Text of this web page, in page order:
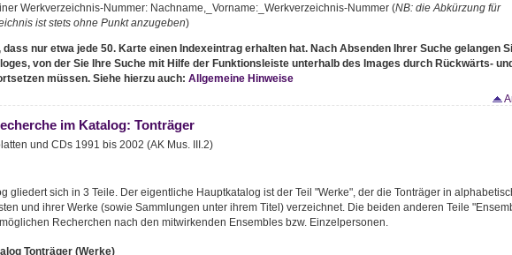
Werkverzeichnis-Nummer: Nachname,_Vorname:_Werkverzeichnis-Nummer (NB: die Abkürzung für
ist stets ohne Punkt anzugeben)
nur etwa jede 50. Karte einen Indexeintrag erhalten hat. Nach Absenden Ihrer Suche gelangen
von der Sie Ihre Suche mit Hilfe der Funktionsleiste unterhalb des Images durch Rückwärts-
müssen. Siehe hierzu auch: Allgemeine Hinweise
im Katalog: Tonträger
und CDs 1991 bis 2002 (AK Mus. III.2)
gliedert sich in 3 Teile. Der eigentliche Hauptkatalog ist der Teil "Werke", der die Tonträger in
und ihrer Werke (sowie Sammlungen unter ihrem Titel) verzeichnet. Die beiden anderen Teile
Recherchen nach den mitwirkenden Ensembles bzw. Einzelpersonen.
Tonträger (Werke)